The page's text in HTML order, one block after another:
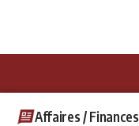
Affaires / Finances